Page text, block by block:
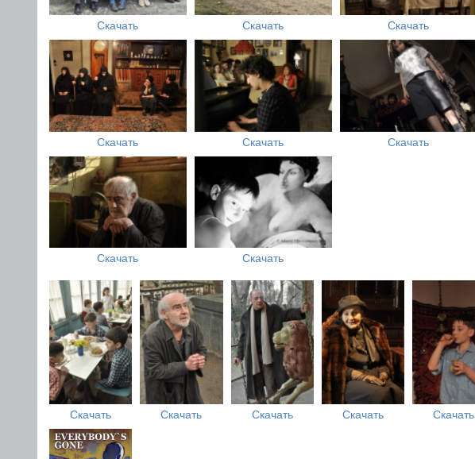
Скачать Скачать Скачать
Скачать Скачать Скачать
Скачать Скачать
Скачать Скачать Скачать Скачать Скачать